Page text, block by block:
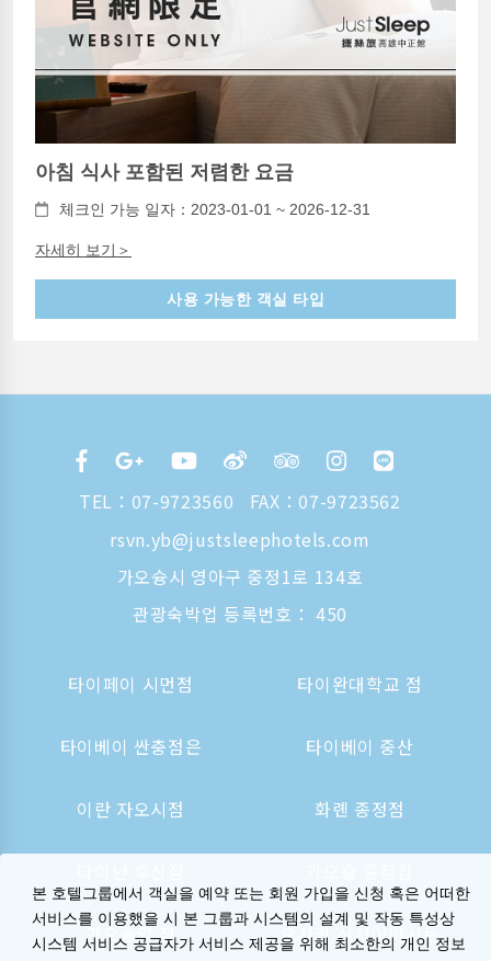
아침 식사 포함된 저렴한 요금
체크인 가능 일자：2023-01-01 ~ 2026-12-31
자세히 보기＞
사용 가능한 객실 타입
TEL： 07-9723560
FAX：07-9723562
rsvn.yb@justsleephotels.com
가오슝시 영아구 중정1로 134호
관광숙박업 등록번호： 450
타이페이 시먼점 타이완대학교 점
타이베이 싼충점은 타이베이 중산
이란 자오시점 화롄 종정점
가오슝역 점 오사카 신사이바시는
본 호텔그룹에서 객실을 예약 또는 회원 가입을 신청 혹은 어떠한
서비스를 이용했을 시 본 그룹과 시스템의 설계 및 작동 특성상
시스템 서비스 공급자가 서비스 제공을 위해 최소한의 개인 정보